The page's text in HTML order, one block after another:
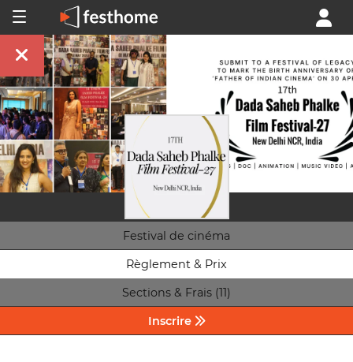
Festival de cinéma
Règlement & Prix
Sections & Frais (11)
Inscrire